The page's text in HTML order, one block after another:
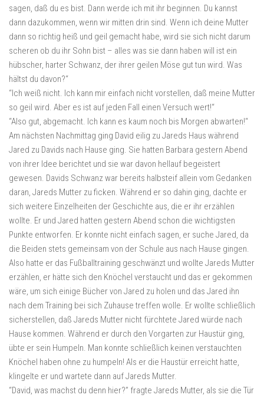
sagen, daß du es bist. Dann werde ich mit ihr beginnen. Du kannst
dann dazukommen, wenn wir mitten drin sind. Wenn ich deine Mutter
dann so richtig heiß und geil gemacht habe, wird sie sich nicht darum
scheren ob du ihr Sohn bist – alles was sie dann haben will ist ein
hübscher, harter Schwanz, der ihrer geilen Möse gut tun wird. Was
hältst du davon?“
“Ich weiß nicht. Ich kann mir einfach nicht vorstellen, daß meine Mutter
so geil wird. Aber es ist auf jeden Fall einen Versuch wert!“
“Also gut, abgemacht. Ich kann es kaum noch bis Morgen abwarten!“
Am nächsten Nachmittag ging David eilig zu Jareds Haus während
Jared zu Davids nach Hause ging. Sie hatten Barbara gestern Abend
von ihrer Idee berichtet und sie war davon hellauf begeistert
gewesen. Davids Schwanz war bereits halbsteif allein vom Gedanken
daran, Jareds Mutter zu ficken. Während er so dahin ging, dachte er
sich weitere Einzelheiten der Geschichte aus, die er ihr erzählen
wollte. Er und Jared hatten gestern Abend schon die wichtigsten
Punkte entworfen. Er konnte nicht einfach sagen, er suche Jared, da
die Beiden stets gemeinsam von der Schule aus nach Hause gingen.
Also hatte er das Fußballtraining geschwänzt und wollte Jareds Mutter
erzählen, er hätte sich den Knöchel verstaucht und das er gekommen
wäre, um sich einige Bücher von Jared zu holen und das Jared ihn
nach dem Training bei sich Zuhause treffen wolle. Er wollte schließlich
sicherstellen, daß Jareds Mutter nicht fürchtete Jared würde nach
Hause kommen. Während er durch den Vorgarten zur Haustür ging,
übte er sein Humpeln. Man konnte schließlich keinen verstauchten
Knöchel haben ohne zu humpeln! Als er die Haustür erreicht hatte,
klingelte er und wartete dann auf Jareds Mutter.
“David, was machst du denn hier?” fragte Jareds Mutter, als sie die Tür